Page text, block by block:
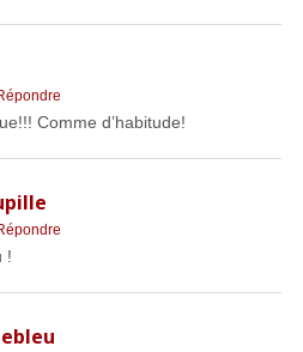
Comme d’habitude!
!